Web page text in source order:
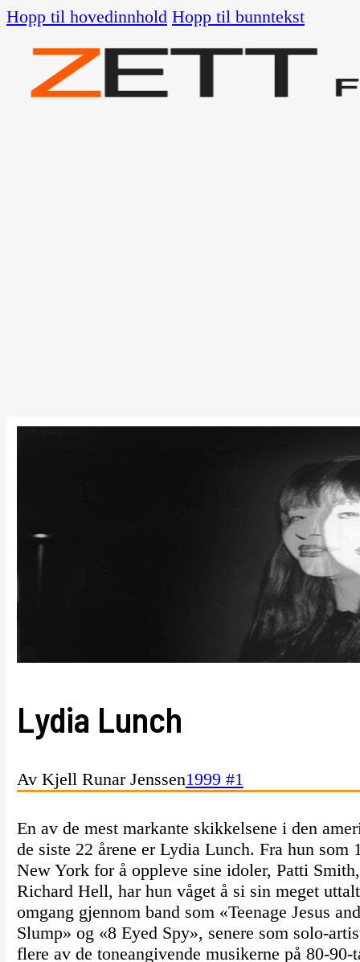
Hopp til hovedinnhold Hopp til bunntekst
Lydia Lunch
Av Kjell Runar Jenssen1999 #1
En av de mest markante skikkelsene i den
de siste 22 årene er Lydia Lunch. Fra hun som
New York for å oppleve sine idoler, Patti
Richard Hell, har hun våget å si sin meget
omgang gjennom band som «Teenage Jesus
Slump» og «8 Eyed Spy», senere som solo-
flere av de toneangivende musikerne på 80-